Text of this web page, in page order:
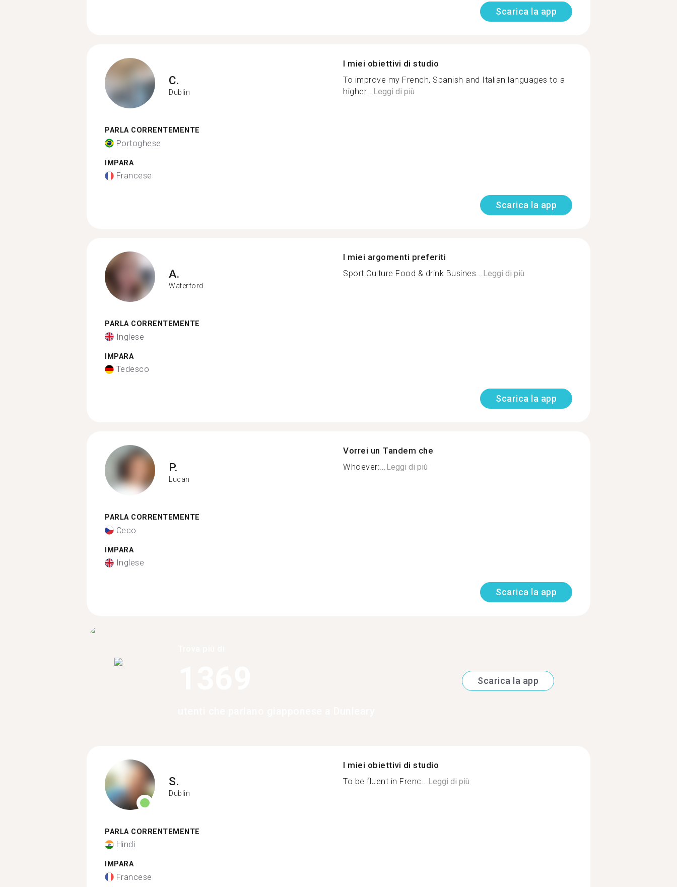
Scarica la app
C.
Dublin
PARLA CORRENTEMENTE
Portoghese
IMPARA
Francese
I miei obiettivi di studio
To improve my French, Spanish and Italian languages to a
higher...Leggi di più
Scarica la app
A.
Waterford
PARLA CORRENTEMENTE
Inglese
IMPARA
Tedesco
I miei argomenti preferiti
Sport Culture Food & drink Busines...Leggi di più
Scarica la app
P.
Lucan
PARLA CORRENTEMENTE
Ceco
IMPARA
Inglese
Vorrei un Tandem che
Whoever:...Leggi di più
Scarica la app
Scarica la app
S.
Dublin
PARLA CORRENTEMENTE
Hindi
IMPARA
Francese
I miei obiettivi di studio
To be fluent in Frenc... Leggi di più